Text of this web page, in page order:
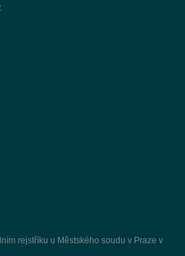
rejstříku u Městského soudu v Praze v